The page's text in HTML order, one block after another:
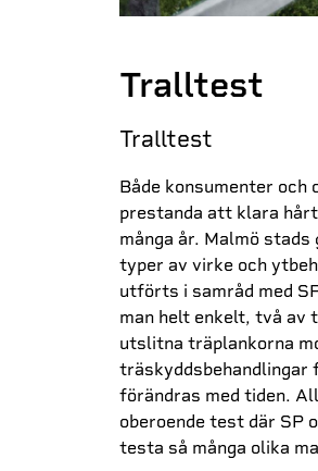
Tralltest
Tralltest
Både konsumenter
prestanda att klara
många år. Malmö
typer av virke och
utförts i samråd med
man helt enkelt, två av
utslitna träplankorna
träskyddsbehandlingar
förändras med tiden.
oberoende test där SP
testa så många olika